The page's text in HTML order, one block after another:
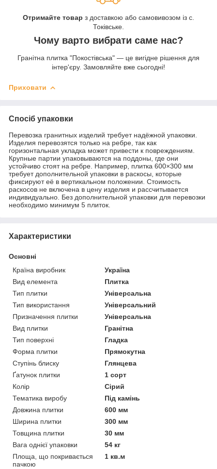
Отримайте товар з доставкою або самовивозом із с.
Токівське.
Чому варто вибрати саме нас?
Гранітна плитка "Покостівська" — це вигідне рішення для
інтер'єру. Замовляйте вже сьогодні!
Приховати
Спосіб упаковки
Перевозка гранитных изделий требует надёжной упаковки.
Изделия перевозятся только на ребре, так как
горизонтальная укладка может привести к повреждениям.
Крупные партии упаковываются на поддоны, где они
устойчиво стоят на ребре. Например, плитка 600×300 мм
требует дополнительной упаковки в раскосы, которые
фиксируют её в вертикальном положении. Стоимость
раскосов не включена в цену изделия и рассчитывается
индивидуально. Без дополнительной упаковки для перевозки
необходимо минимум 5 плиток.
Характеристики
Основні
Країна виробник
Україна
Вид елемента
Плитка
Тип плитки
Універсальна
Тип використання
Універсальний
Призначення плитки
Універсальна
Вид плитки
Гранітна
Тип поверхні
Гладка
Форма плитки
Прямокутна
Ступінь блиску
Глянцева
Ґатунок плитки
1 сорт
Колір
Сірий
Тематика виробу
Під камінь
Довжина плитки
600 мм
Ширина плитки
300 мм
Товщина плитки
30 мм
Вага однієї упаковки
54 кг
Площа, що покривається
пачкою
1 кв.м